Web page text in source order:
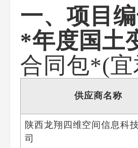
一、项目
*年度国土
合同包*(
供应商名称
陕西龙翔四维空间信息科
司